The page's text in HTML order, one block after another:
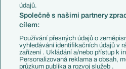
Chelsea FC
Manchester United
AC Milán
Juventus FC
Bayern Mnichov
FC Barcelona
Real Madrid
údajů.
Společně s našimi partnery
cílem:
Používání přesných údajů o
vyhledávání identifikačních údajů v
zařízení . Ukládání a/nebo přístup k
Personalizovaná reklama a obsah,
průzkum publika a rozvoj služeb .